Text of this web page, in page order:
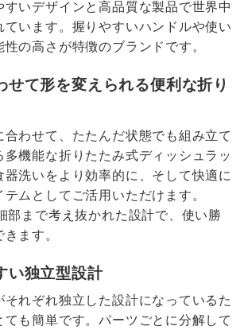
すいデザインと高品質な製品で世界中
ています。握りやすいハンドルや使い
の高さが特徴のブランドです。
せて形を変えられる便利な折り
合わせて、たたんだ状態でも組み立て
多機能な折りたたみ式ディッシュラッ
器洗いをより効率的に、そして快適に
ムとしてご活用いただけます。
部まで考え抜かれた設計で、使い勝
ます。
い独立型設計
それぞれ独立した設計になっているた
ても簡単です。パーツごとに分解して